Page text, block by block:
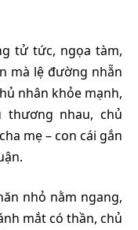
tử tức, ngọa tàm,
mà lệ đường nhẵn
nhân khỏe mạnh,
nhau, chủ
mẹ – con cái gắn
nhỏ nằm ngang,
mắt có thần, chủ